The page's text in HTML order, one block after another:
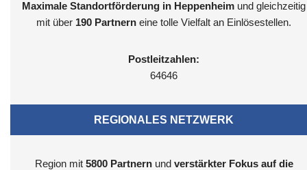
Maximale Standortförderung in Heppenheim und gleichzeitig
mit über 190 Partnern eine tolle Vielfalt an Einlösestellen.
Postleitzahlen:
64646
REGIONALES NETZWERK
Region mit 5800 Partnernund verstärkter Fokus auf die